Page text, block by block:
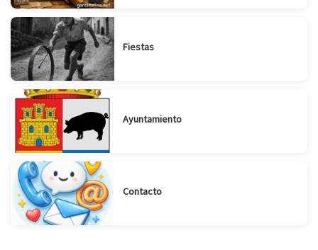
Fiestas
Ayuntamiento
Contacto